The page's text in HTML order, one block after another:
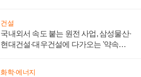
건설
국내외서 속도 붙는 원전 사업, 삼성물산·
현대건설·대우건설에 다가오는 '약속의
화학·에너지